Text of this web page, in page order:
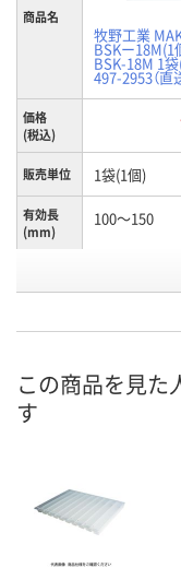
商品名
牧野工業
BSKー18M(1
BSK-18M 1
497-2953（直
価格
(税込)
販売単位 1袋(1個)
有効長
(mm)
100～150
カ
この商品を見た
す